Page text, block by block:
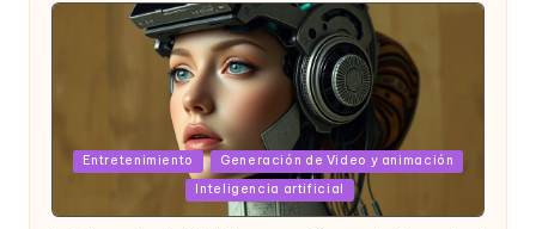
Posted
Entretenimiento
Generación de Video y animación
Inteligencia artificial